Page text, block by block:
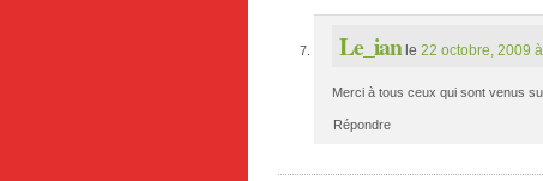
Le_ianle22 octobre, 2009
Merci à tous ceux qui sont venus
Répondre